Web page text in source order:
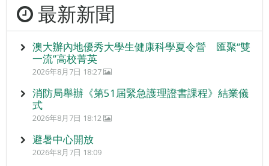
最新新聞
澳大辦內地優秀大學生健康科學夏令營 匯聚“雙
一流”高校菁英
2026年8月7日 18:27
消防局舉辦《第51屆緊急護理證書課程》結業儀
式
2026年8月7日 18:12
避暑中心開放
2026年8月7日 18:09